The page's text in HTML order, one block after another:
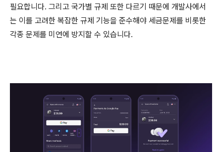
필요합니다. 그리고 국가별 규제 또한 다르기 때문에 개발사에서
는 이를 고려한 복잡한 규제 기능을 준수해야 세금문제를 비롯한
각종 문제를 미연에 방지할 수 있습니다.